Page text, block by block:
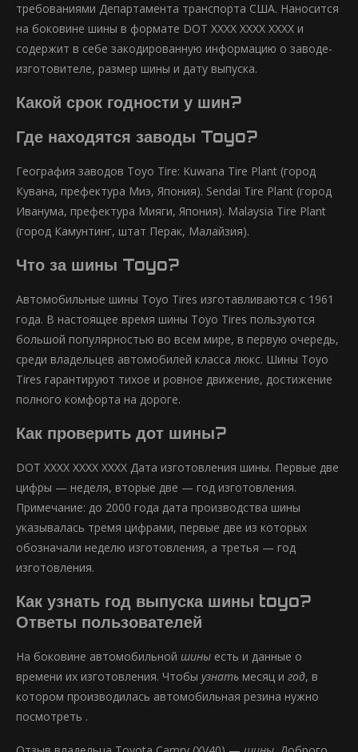
требованиями Департамента транспорта США. Наносится
на боковине шины в формате DOT XXXX XXXX XXXX и
содержит в себе закодированную информацию о заводе-
изготовителе, размер шины и дату выпуска.
Какой срок годности у шин?
Где находятся заводы Toyo?
География заводов Toyo Tire: Kuwana Tire Plant (город
Кувана, префектура Миэ, Япония). Sendai Tire Plant (город
Иванума, префектура Мияги, Япония). Malaysia Tire Plant
(город Камунтинг, штат Перак, Малайзия).
Что за шины Toyo?
Автомобильные шины Toyo Tires изготавливаются с 1961
года. В настоящее время шины Toyo Tires пользуются
большой популярностью во всем мире, в первую очередь,
среди владельцев автомобилей класса люкс. Шины Toyo
Tires гарантируют тихое и ровное движение, достижение
полного комфорта на дороге.
Как проверить дот шины?
DOT XXXX XXXX XXXX Дата изготовления шины. Первые две
цифры — неделя, вторые две — год изготовления.
Примечание: до 2000 года дата производства шины
указывалась тремя цифрами, первые две из которых
обозначали неделю изготовления, а третья — год
изготовления.
Как узнать год выпуска шины toyo?
Ответы пользователей
На боковине автомобильной шины есть и данные о
времени их изготовления. Чтобы узнать месяц и год, в
котором производилась автомобильная резина нужно
посмотреть .